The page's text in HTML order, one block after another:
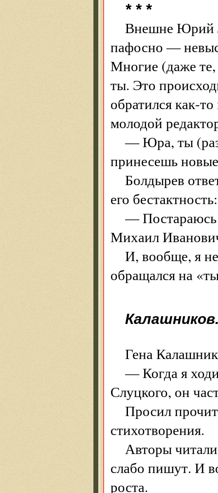
* * *
Внешне Юрий
пафосно —
Многие (даже
ты. Это
обратился как-
молодой
— Юра, ты
принесешь
Болдырев
его бестактность:
— Постараюсь
Михаил
И, вообще, я
обращался на
Гена
— Когда я
Слуцкого, он
Просил
стихотворения.
Авторы
слабо пишут. И
роста.